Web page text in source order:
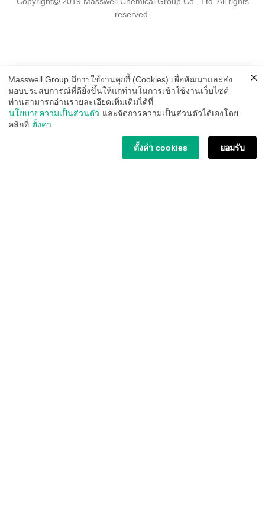
reserved.
Masswell Group มีการใช้งานคุกกี้ (Cookies) เพื่อหัฒนาและส่ง
มอบประสบการณ์ที่ดียิ่งขึ้นให้แก่ท่านในการเข้าใช้งานเว็บไซต์
ท่านสามารถอ่านรายละเอียดเพิ่มเติมได้ที่
นโยบายความเป็นส่วนตัว และจัดการความเป็นส่วนตัวได้เองโดย
คลิกที่ ตั้งค่า
ตั้งค่า cookies ยอมรับ